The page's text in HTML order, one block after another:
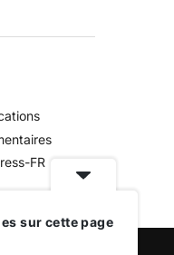
FR
sur cette page